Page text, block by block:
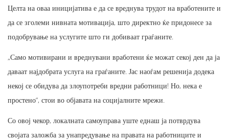
Целта на оваа иницијатива е да се вреднува трудот на вработените и
да се зголеми нивната мотивација, што директно ќе придонесе за
подобрување на услугите што ги добиваат граѓаните.
​„Само мотивирани и вреднувани вработени ќе можат секој ден да ја
даваат најдобрата услуга на граѓаните. Јас наоѓам решенија додека
некој се обидува да злоупотреби вредни работници! Но, нека е
простено“, стои во објавата на социјалните мрежи.
​Со овој чекор, локалната самоуправа уште еднаш ја потврдува
својата заложба за унапредување на правата на работниците и